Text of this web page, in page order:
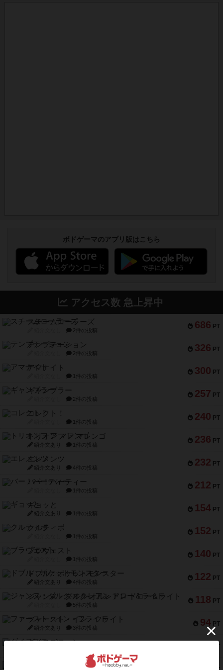
ボドゲーマのアプリ版はこちら
アクセス数 急上昇中
686 PT
スチームローラーズ
2件の投稿
326 PT
テンプテーション
2件の投稿
300 PT
アマナイト
1件の投稿
257 PT
ギャンブラー
2件の投稿
240 PT
コレクト！
1件の投稿
236 PT
トリオンフ ア マレンゴ
紹介文あり 1件の投稿
232 PT
エレメンツ
紹介文あり 4件の投稿
212 PT
バー！パーティー
1件の投稿
154 PT
ギョッと
紹介文あり 1件の投稿
152 PT
クルティボ
1件の投稿
140 PT
ブラヴェスト
1件の投稿
122 PT
ドブル：ポケットモンスター
紹介文あり 4件の投稿
118 PT
ジャンヌ・ダルク-オルレアン ドロー＆ライト
5件の投稿
94 PT
ファースト・イン・フライト
紹介文あり 3件の投稿
PT
ダイススローン
ガルフストライク